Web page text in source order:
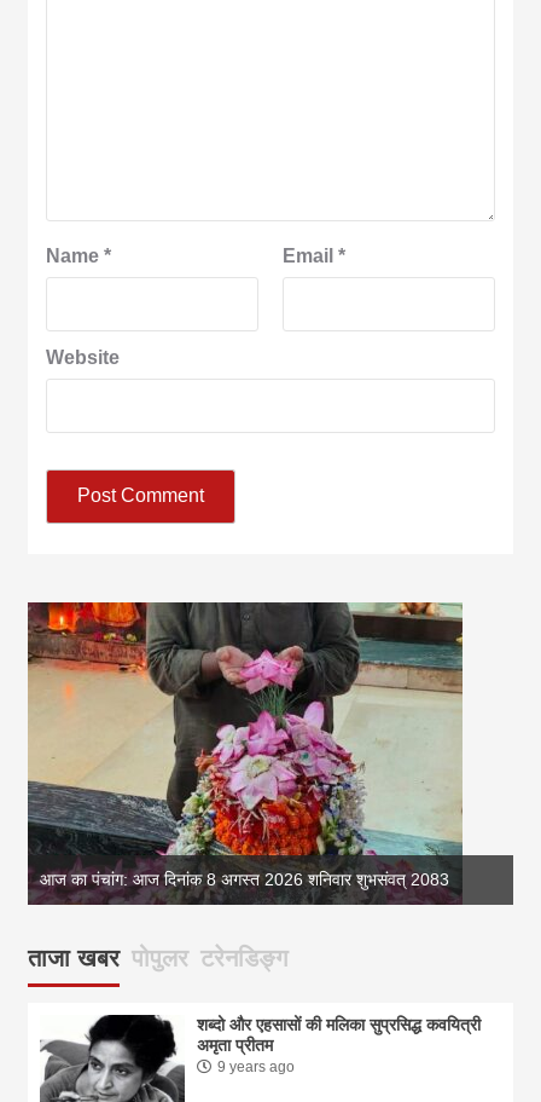
Name* Email *
Website
आज का पंचांग: आज दिनांक 8 अगस्त 2026 शनिवार शुभसंवत् 2083
ताजा खबर पोपुलर टरेनडिङ्ग
शब्दो और एहसासों की मलिका सुप्रसिद्ध कवयित्री
अमृता प्रीतम
9 years ago